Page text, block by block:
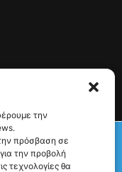
την
πρόσβαση σε
την προβολή
τεχνολογίες θα